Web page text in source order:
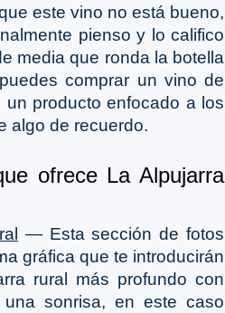
este vino no está bueno,
pienso y lo califico
media que ronda la botella
comprar un vino de
producto enfocado a los
algo de recuerdo.
ofrece La Alpujarra
― Esta sección de fotos
gráfica que te introducirán
rural más profundo con
sonrisa, en este caso